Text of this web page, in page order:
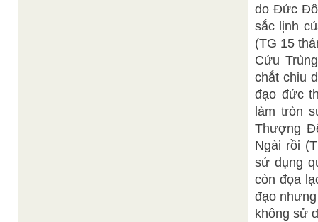
do Đức
sắc lịnh
(TG 15
Cửu
chắt chiu
đạo đức
làm tròn
Thượng
Ngài rồi
sử dụng
còn đọa
đạo
không sử